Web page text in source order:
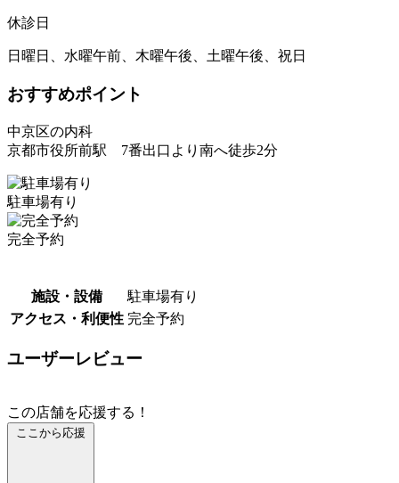
休診日
日曜日、水曜午前、木曜午後、土曜午後、祝日
おすすめポイント
中京区の内科
京都市役所前駅 7番出口より南へ徒歩2分
駐車場有り
完全予約
施設・設備
駐車場有り
アクセス・利便性 完全予約
ユーザーレビュー
この店舗を応援する！
ここから応援